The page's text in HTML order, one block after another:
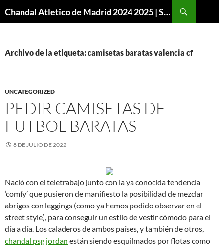
Chandal Atletico de Madrid 2024 2025 | SuperVigo
Archivo de la etiqueta: camisetas baratas valencia cf
UNCATEGORIZED
PEDIR CAMISETAS DE
FUTBOL BARATAS
8 DE JULIO DE 2022
Nació con el teletrabajo junto con la ya conocida tendencia
‘comfy’ que pusieron de manifiesto la posibilidad de mezclar
abrigos con leggings (como ya hemos podido observar en el
street style), para conseguir un estilo de vestir cómodo para el
día a día. Los caladeros de ambos países, y también de otros,
chandal psg jordan están siendo esquilmados por flotas como